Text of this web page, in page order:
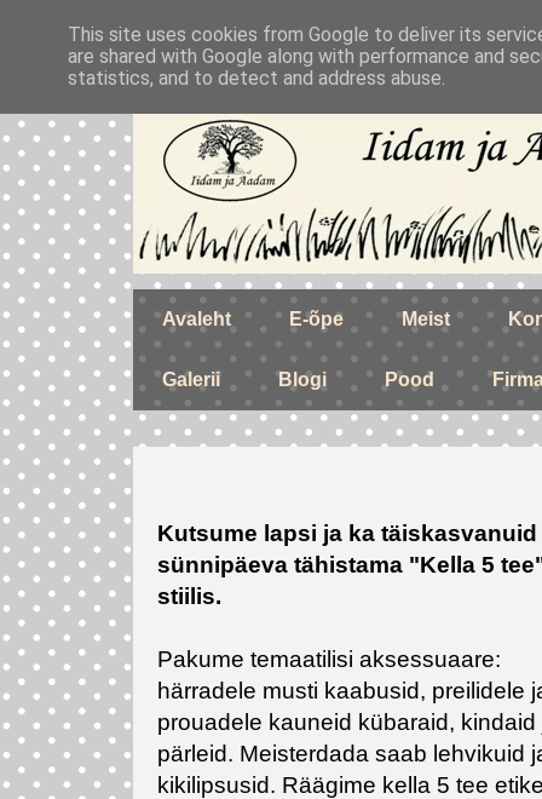
Avaleht E-õpe Meist
Galerii Blogi Pood
Kutsume lapsi ja ka täiskasvanuid
sünnipäeva tähistama "Kella 5
stiilis.
Pakume temaatilisi aksessuaare:
härradele musti kaabusid, preilidele
prouadele kauneid kübaraid, kindaid
pärleid. Meisterdada saab lehvikuid
kikilipsusid. Räägime kella 5 tee
This site uses cookies from Google to deliver its
are shared with Google along with performance and
statistics, and to detect and address abuse.